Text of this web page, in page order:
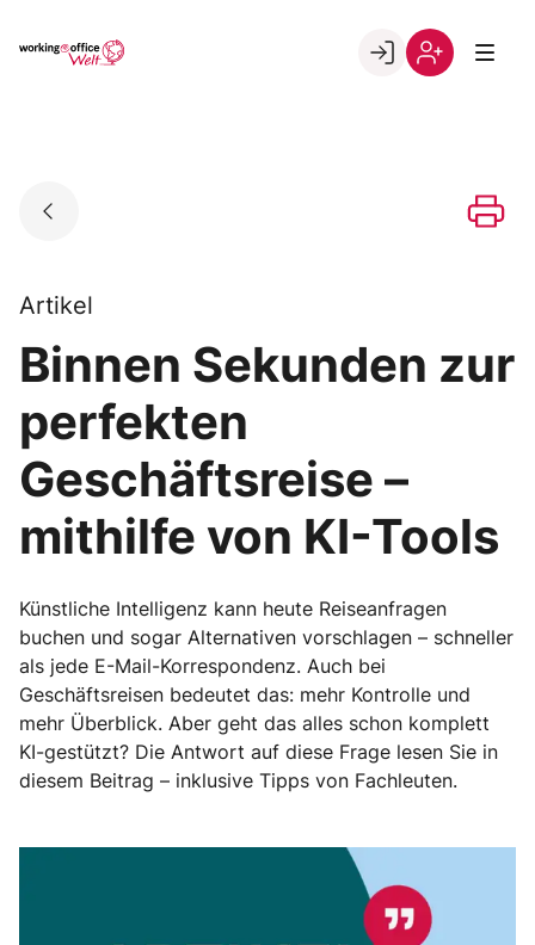
Go to landing page.
Artikel
Binnen Sekunden zur
perfekten
Geschäftsreise –
mithilfe von KI-Tools
Künstliche Intelligenz kann heute Reiseanfragen
buchen und sogar Alternativen vorschlagen – schneller
als jede E-Mail-Korrespondenz. Auch bei
Geschäftsreisen bedeutet das: mehr Kontrolle und
mehr Überblick. Aber geht das alles schon komplett
KI-gestützt? Die Antwort auf diese Frage lesen Sie in
diesem Beitrag – inklusive Tipps von Fachleuten.